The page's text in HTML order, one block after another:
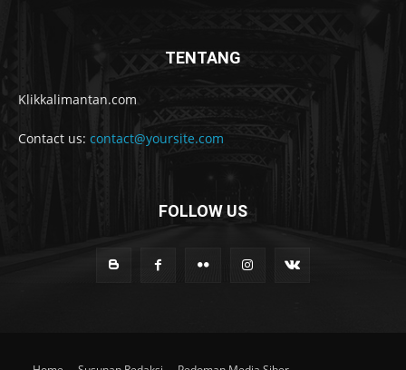
TENTANG
Klikkalimantan.com
Contact us: contact@yoursite.com
FOLLOW US